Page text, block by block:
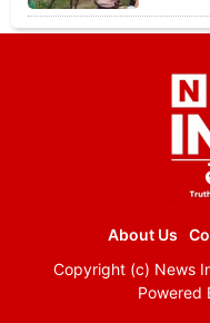
About Us
Copyright (c) News
Powered